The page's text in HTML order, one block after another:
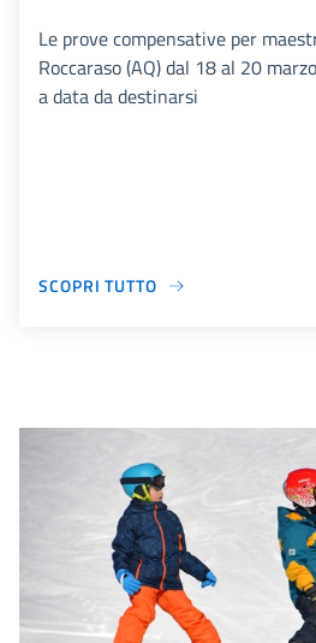
Le prove compensative per
Roccaraso (AQ) dal 18 al 20
a data da destinarsi
SCOPRI TUTTO